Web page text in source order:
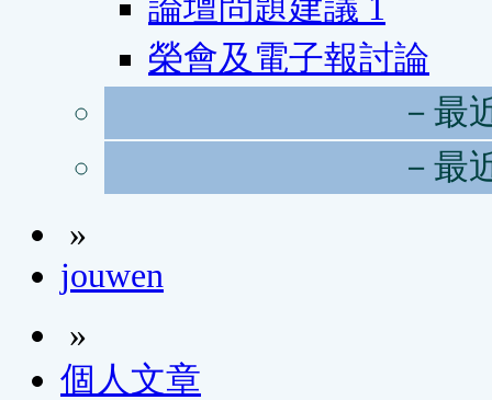
榮會及電子報討論
－最
－最
»
jouwen
»
個人文章